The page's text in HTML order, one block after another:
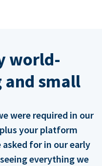
world-
and small
were required in our
your platform
for in our early
everything we